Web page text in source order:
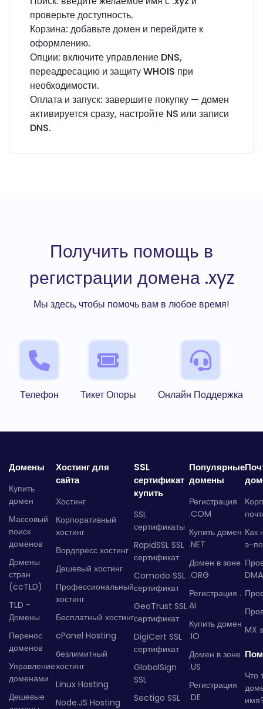
проверьте доступность.
Корзина: добавьте домен и перейдите к
оформлению.
Опции: включите управление DNS,
переадресацию и защиту WHOIS при
необходимости.
Оплата и запуск: завершите покупку — домен
активируется сразу, настройте NS или записи
DNS.
Получить помощь в
регистрации домена .xyz
Мы здесь, чтобы помочь вам в любое время!
Телефон Тикет Опоры Онлайн Поддержка
Домены
Купить
домен
Массовый
поиск
доменов
Домены
стран
(ccTLD)
TLD -
Домены
Перенос
доменов
Управление
доменами
Дешевые
Хостинг для
сайта
Хостинг
Корпоративный
хостинг
Вордпресс хостинг
Дешевый хостинг
Профессиональный
хостинг
Бесплатный хостинг
cPanel Hosting
безлимитный
хостинг
Linux Hosting
Node.JS Hosting
SSL
сертификат
купить
SSL
сертификаты
RapidSSL SSL
сертификат
Comodo SSL
сертификат
GeoTrust SSL
сертификат
DigiCert SSL
сертификат
GlobalSign
SSL
Sectigo SSL
Популярные
домены
Регистрация
.COM
Купить домен
.NET
Домен в зоне
.ORG
Регистрация .
AI
Купить домен
.IO
Домен в зоне
.US
Регистрация
.DE
Как
э-
MX
Что